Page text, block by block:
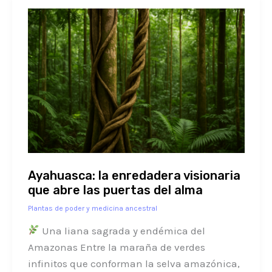
Ayahuasca: la enredadera visionaria
que abre las puertas del alma
Plantas de poder y medicina ancestral
Una liana sagrada y endémica del
Amazonas Entre la maraña de verdes
infinitos que conforman la selva amazónica,
Ayahuasca:
la
enredadera
visionaria
que
abre
las
puertas
del